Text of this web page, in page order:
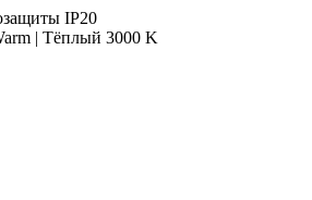
IP20
| Тёплый 3000 K